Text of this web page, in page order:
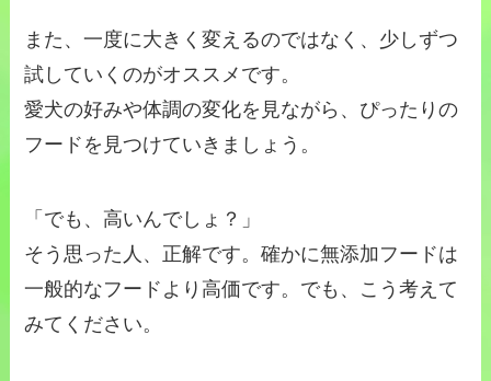
また、一度に大きく変えるのではなく、少しずつ
試していくのがオススメです。
愛犬の好みや体調の変化を見ながら、ぴったりの
フードを見つけていきましょう。
「でも、高いんでしょ？」
そう思った人、正解です。確かに無添加フードは
一般的なフードより高価です。でも、こう考えて
みてください。